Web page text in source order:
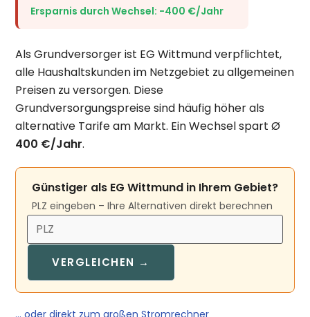
Ersparnis durch Wechsel: −400 €/Jahr
Als Grundversorger ist EG Wittmund verpflichtet,
alle Haushaltskunden im Netzgebiet zu allgemeinen
Preisen zu versorgen. Diese
Grundversorgungspreise sind häufig höher als
alternative Tarife am Markt. Ein Wechsel spart Ø
400 €/Jahr.
Günstiger als EG Wittmund in Ihrem Gebiet?
PLZ eingeben – Ihre Alternativen direkt berechnen
VERGLEICHEN →